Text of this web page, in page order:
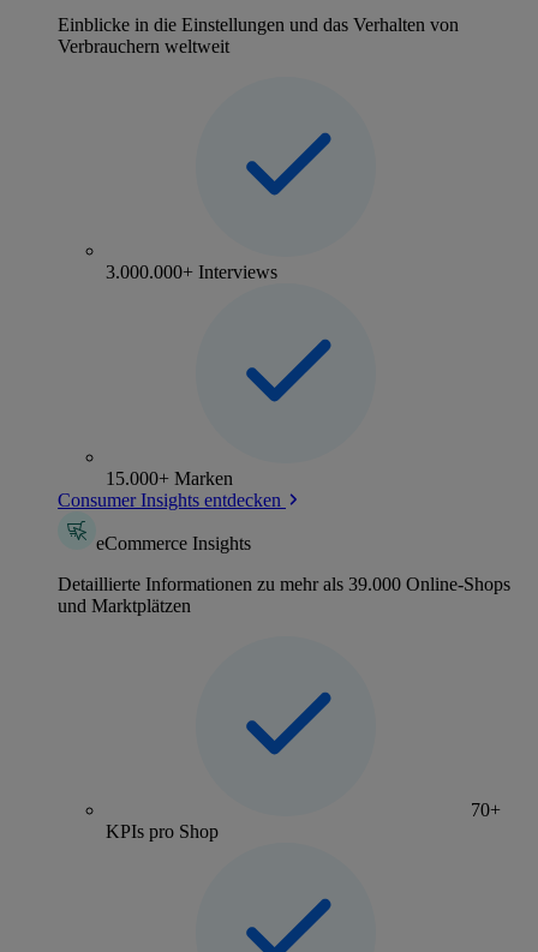
Einblicke in die Einstellungen und das Verhalten von
Verbrauchern weltweit
3.000.000+ Interviews
15.000+ Marken
Consumer Insights entdecken
eCommerce Insights
Detaillierte Informationen zu mehr als 39.000 Online-Shops
und Marktplätzen
70+
KPIs pro Shop